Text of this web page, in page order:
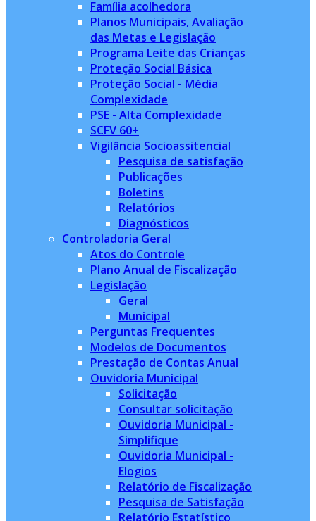
Família acolhedora
Planos Municipais, Avaliação
das Metas e Legislação
Programa Leite das Crianças
Proteção Social Básica
Proteção Social - Média
Complexidade
PSE - Alta Complexidade
SCFV 60+
Vigilância Socioassitencial
Pesquisa de satisfação
Publicações
Boletins
Relatórios
Diagnósticos
Controladoria Geral
Atos do Controle
Plano Anual de Fiscalização
Legislação
Geral
Municipal
Perguntas Frequentes
Modelos de Documentos
Prestação de Contas Anual
Ouvidoria Municipal
Solicitação
Consultar solicitação
Ouvidoria Municipal -
Simplifique
Ouvidoria Municipal -
Elogios
Relatório de Fiscalização
Pesquisa de Satisfação
Relatório Estatístico